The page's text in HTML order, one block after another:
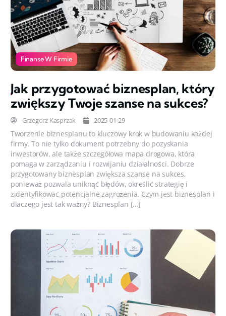
Finanse W Firmie
Jak przygotować biznesplan, który
zwiększy Twoje szanse na sukces?
Grzegorz Kasprzak 2025-01-29
Tworzenie biznesplanu to kluczowy krok w budowaniu każdej
firmy. To nie tylko dokument potrzebny do pozyskania
inwestorów, ale także szczegółowa mapa drogowa, która
pomaga w zarządzaniu i rozwijaniu działalności. Dobrze
przygotowany biznesplan zwiększa szanse na sukces,
ponieważ pozwala uniknąć błędów, określić strategię i
zidentyfikować potencjalne zagrożenia. Czym jest biznesplan i
dlaczego jest tak ważny? Biznesplan […]